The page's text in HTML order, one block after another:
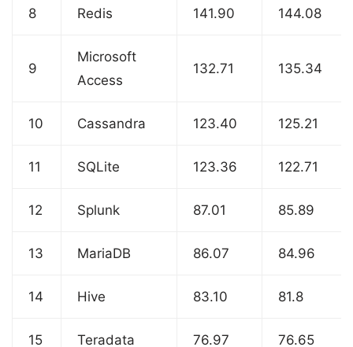
8 Redis 141.90 144.08
9
Microsoft
Access
132.71 135.34
10 Cassandra 123.40 125.21
11 SQLite 123.36 122.71
12 Splunk 87.01 85.89
13 MariaDB 86.07 84.96
14 Hive 83.10 81.8
15 Teradata 76.97 76.65